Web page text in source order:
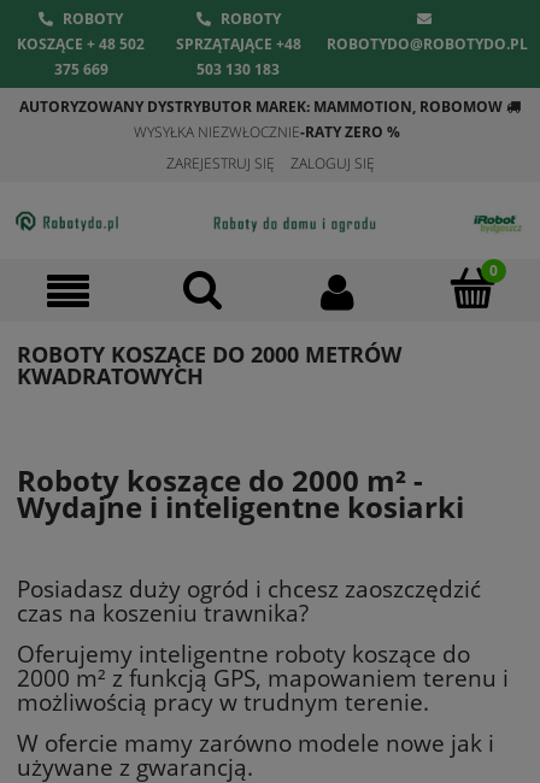
ROBOTY
KOSZĄCE + 48 502
375 669
ROBOTY
SPRZĄTAJĄCE +48
503 130 183
ROBOTYDO@ROBOTYDO.PL
AUTORYZOWANY DYSTRYBUTOR MAREK: MAMMOTION, ROBOMOW
WYSYŁKA NIEZWŁOCZNIE-RATY ZERO %
ZAREJESTRUJ SIĘ
ZALOGUJ SIĘ
ROBOTY KOSZĄCE DO 2000 METRÓW
KWADRATOWYCH
Roboty koszące do 2000 m² -
Wydajne i inteligentne kosiarki
Posiadasz duży ogród i chcesz zaoszczędzić
czas na koszeniu trawnika?
Oferujemy inteligentne roboty koszące do
2000 m² z funkcją GPS, mapowaniem terenu i
możliwością pracy w trudnym terenie.
W ofercie mamy zarówno modele nowe jak i
używane z gwarancją.